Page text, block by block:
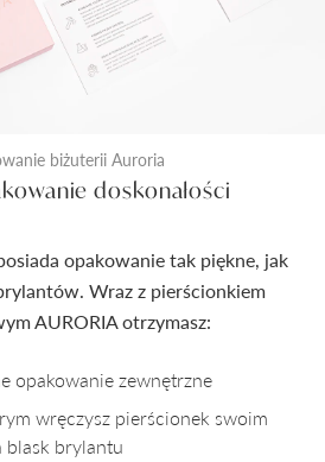
biżuterii Auroria
doskonałości
opakowanie tak piękne, jak
Wraz z pierścionkiem
AURORIA otrzymasz:
opakowanie zewnętrzne
wręczysz pierścionek swoim
blask brylantu